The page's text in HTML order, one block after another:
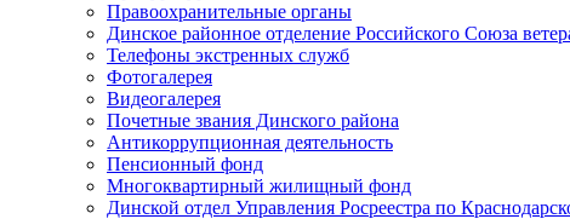
Правоохранительные органы
Динское районное отделение Российского Союза
Телефоны экстренных служб
Фотогалерея
Видеогалерея
Почетные звания Динского района
Антикоррупционная деятельность
Пенсионный фонд
Многоквартирный жилищный фонд
Динской отдел Управления Росреестра по